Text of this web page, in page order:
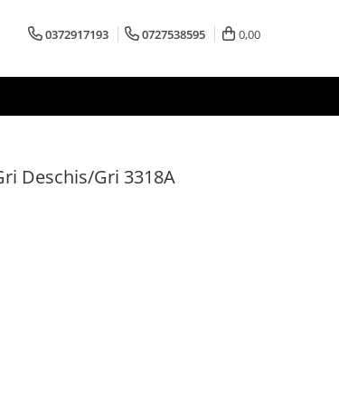
0372917193 0727538595 0,00
Deschis/Gri 3318A